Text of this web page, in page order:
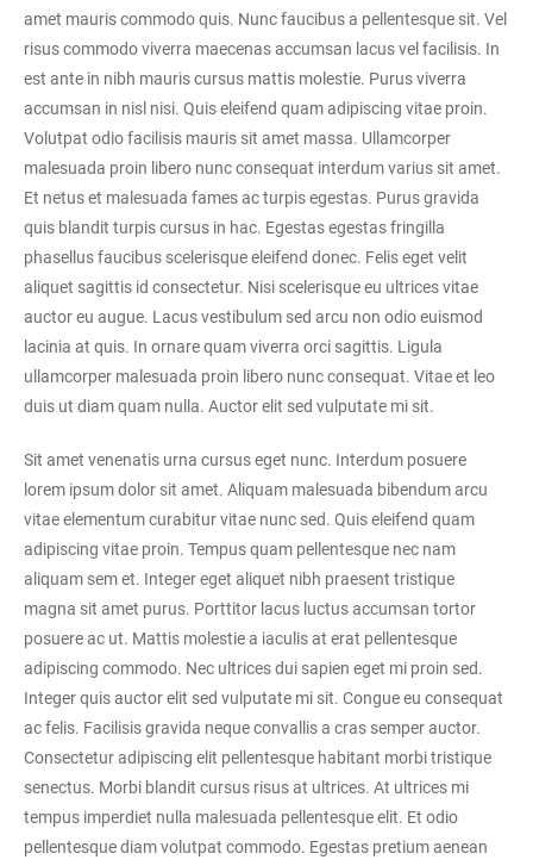
amet mauris commodo quis. Nunc faucibus a pellentesque sit. Vel
risus commodo viverra maecenas accumsan lacus vel facilisis. In
est ante in nibh mauris cursus mattis molestie. Purus viverra
accumsan in nisl nisi. Quis eleifend quam adipiscing vitae proin.
Volutpat odio facilisis mauris sit amet massa. Ullamcorper
malesuada proin libero nunc consequat interdum varius sit amet.
Et netus et malesuada fames ac turpis egestas. Purus gravida
quis blandit turpis cursus in hac. Egestas egestas fringilla
phasellus faucibus scelerisque eleifend donec. Felis eget velit
aliquet sagittis id consectetur. Nisi scelerisque eu ultrices vitae
auctor eu augue. Lacus vestibulum sed arcu non odio euismod
lacinia at quis. In ornare quam viverra orci sagittis. Ligula
ullamcorper malesuada proin libero nunc consequat. Vitae et leo
duis ut diam quam nulla. Auctor elit sed vulputate mi sit.
Sit amet venenatis urna cursus eget nunc. Interdum posuere
lorem ipsum dolor sit amet. Aliquam malesuada bibendum arcu
vitae elementum curabitur vitae nunc sed. Quis eleifend quam
adipiscing vitae proin. Tempus quam pellentesque nec nam
aliquam sem et. Integer eget aliquet nibh praesent tristique
magna sit amet purus. Porttitor lacus luctus accumsan tortor
posuere ac ut. Mattis molestie a iaculis at erat pellentesque
adipiscing commodo. Nec ultrices dui sapien eget mi proin sed.
Integer quis auctor elit sed vulputate mi sit. Congue eu consequat
ac felis. Facilisis gravida neque convallis a cras semper auctor.
Consectetur adipiscing elit pellentesque habitant morbi tristique
senectus. Morbi blandit cursus risus at ultrices. At ultrices mi
tempus imperdiet nulla malesuada pellentesque elit. Et odio
pellentesque diam volutpat commodo. Egestas pretium aenean